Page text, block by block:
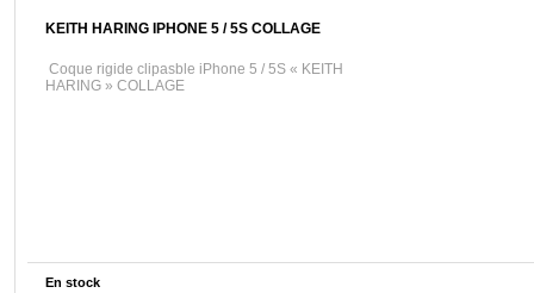
KEITH HARING IPHONE 5 / 5S COLLAGE
Coque rigide clipasble iPhone 5 / 5S « KEITH
HARING » COLLAGE
En stock